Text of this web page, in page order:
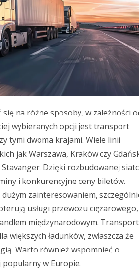
na różne sposoby, w zależności
wybieranych opcji jest transport
tymi dwoma krajami. Wiele linii
jak Warszawa, Kraków czy
Dzięki rozbudowanej
i konkurencyjne ceny biletów.
zainteresowaniem,
usługi przewozu ciężarowego,
międzynarodowym. Transport
ładunków, zwłaszcza że
Warto również wspomnieć o
w Europie.